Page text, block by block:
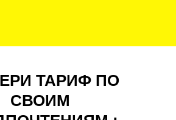
ТАРИФ ПО
СВОИМ